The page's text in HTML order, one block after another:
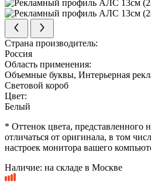
Страна производитель:
Россия
Область применения:
Объемные буквы, Интерьерная
Световой короб
Цвет:
Белый
* Оттенок цвета, представленного
отличаться от оригинала, в том
настроек монитора вашего
Наличие: на складе в Москве